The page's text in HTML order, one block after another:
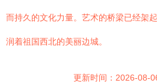
而持久的文化力量。艺术的桥梁已经架
润着祖国西北的美丽边城。
更新时间：2026-08-